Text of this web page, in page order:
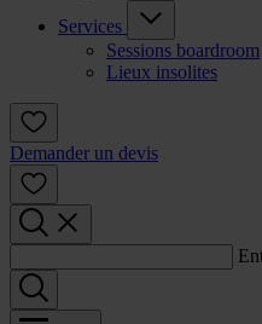
Services
Sessions boardroom
Lieux insolites
Demander un devis